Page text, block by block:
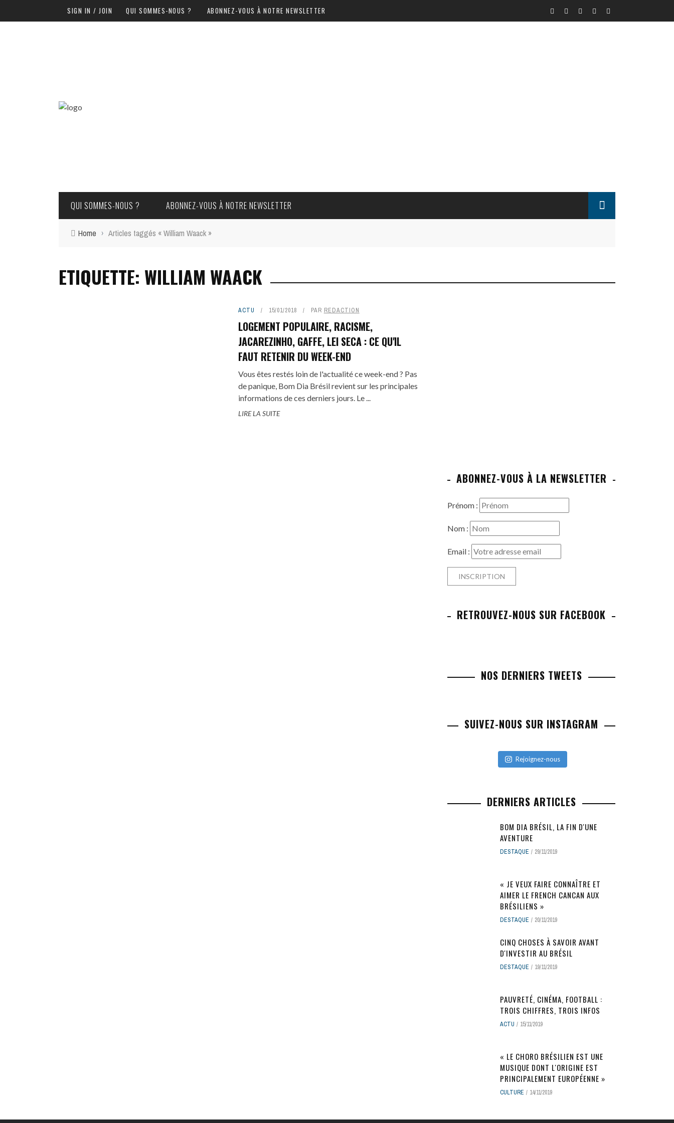
SIGN IN / JOIN QUI SOMMES-NOUS ? ABONNEZ-VOUS À NOTRE NEWSLETTER
QUI SOMMES-NOUS ? ABONNEZ-VOUS À NOTRE NEWSLETTER
Home › Articles taggés « William Waack »
ETIQUETTE: WILLIAM WAACK
ACTU 15/01/2018 PAR REDACTION
LOGEMENT POPULAIRE, RACISME,
JACAREZINHO, GAFFE, LEI SECA : CE QU'IL
FAUT RETENIR DU WEEK-END
Vous êtes restés loin de l'actualité ce week-end ? Pas
de panique, Bom Dia Brésil revient sur les principales
informations de ces derniers jours. Le ...
LIRE LA SUITE
ABONNEZ-VOUS À LA NEWSLETTER
Prénom :
Nom :
Email :
RETROUVEZ-NOUS SUR FACEBOOK
NOS DERNIERS TWEETS
SUIVEZ-NOUS SUR INSTAGRAM
Rejoignez-nous
DERNIERS ARTICLES
BOM DIA BRÉSIL, LA FIN D'UNE
AVENTURE
DESTAQUE 29/11/2019
« JE VEUX FAIRE CONNAÎTRE ET
AIMER LE FRENCH CANCAN AUX
BRÉSILIENS »
DESTAQUE 20/11/2019
CINQ CHOSES À SAVOIR AVANT
D'INVESTIR AU BRÉSIL
DESTAQUE 19/11/2019
PAUVRETÉ, CINÉMA, FOOTBALL :
TROIS CHIFFRES, TROIS INFOS
ACTU 15/11/2019
« LE CHORO BRÉSILIEN EST UNE
MUSIQUE DONT L'ORIGINE EST
PRINCIPALEMENT EUROPÉENNE »
CULTURE 14/11/2019